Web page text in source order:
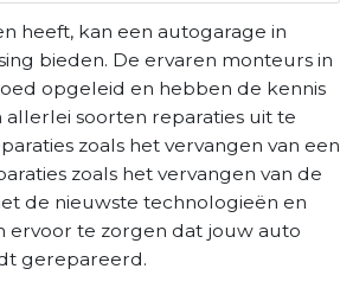
heeft, kan een autogarage in
bieden. De ervaren monteurs in
opgeleid en hebben de kennis
soorten reparaties uit te
zoals het vervangen van een
zoals het vervangen van de
de nieuwste technologieën en
ervoor te zorgen dat jouw auto
gerepareerd.